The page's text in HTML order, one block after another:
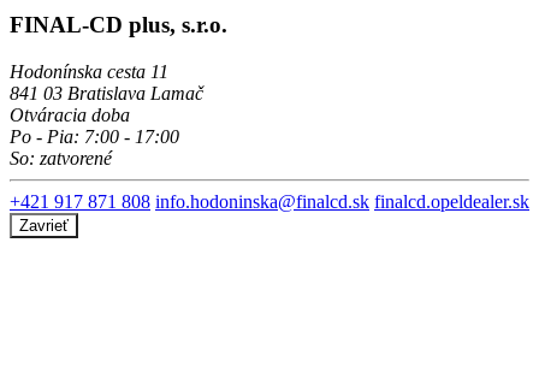
FINAL-CD plus, s.r.o.
Hodonínska cesta 11
841 03 Bratislava Lamač
Otváracia doba
Po - Pia: 7:00 - 17:00
So: zatvorené
+421 917 871 808 info.hodoninska@finalcd.sk finalcd.opeldealer.sk
Zavrieť